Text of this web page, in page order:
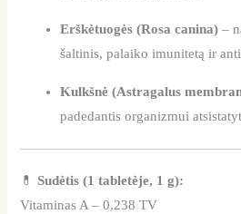
Erškėtuogės (Rosa canina) –
šaltinis, palaiko imunitetą ir
Kulkšnė (Astragalus
padedantis organizmui
💊Sudėtis (1 tabletėje, 1 g):
Vitaminas A – 0,238 TV